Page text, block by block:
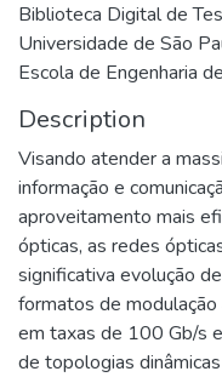
Biblioteca Digital de
Universidade de São
Escola de Engenharia
Description
Visando atender a
informação e
aproveitamento mais
ópticas, as redes
significativa evolução
formatos de modulação
em taxas de 100 Gb/s
de topologias